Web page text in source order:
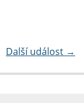
Další událost →